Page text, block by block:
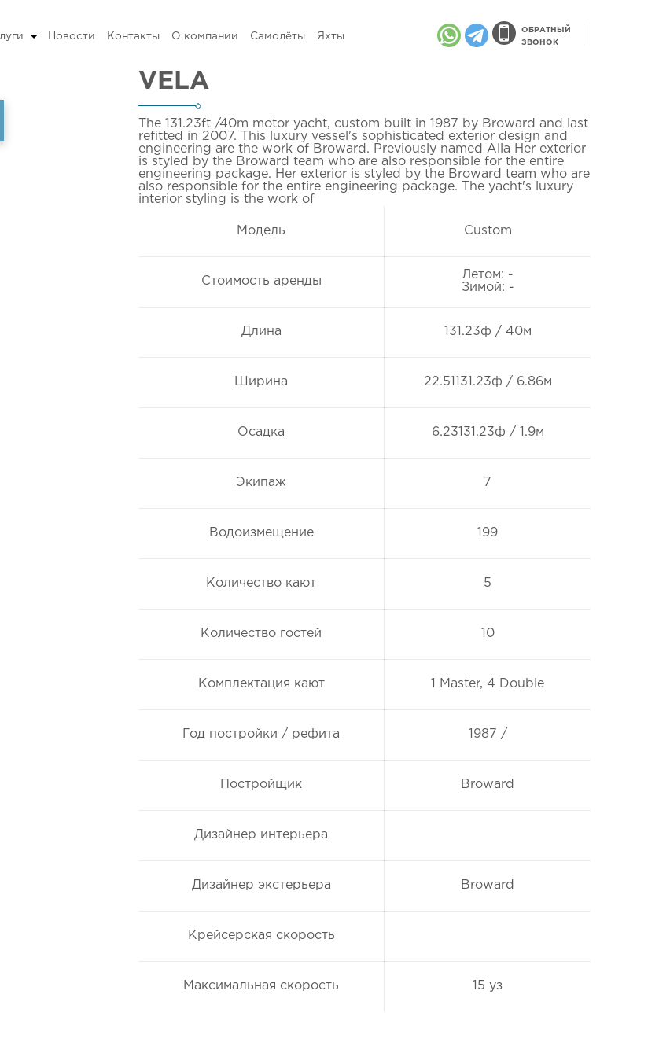
Новости Контакты О компании Самолёты Яхты
ОБРАТНЫЙ
ЗВОНОК
VELA
The 131.23ft /40m motor yacht, custom built in 1987 by Broward and last
refitted in 2007. This luxury vessel's sophisticated exterior design and
engineering are the work of Broward. Previously named Alla Her exterior
is styled by the Broward team who are also responsible for the entire
engineering package. Her exterior is styled by the Broward team who are
also responsible for the entire engineering package. The yacht's luxury
interior styling is the work of
Модель Custom
Стоимость аренды
Летом: -
Зимой: -
Длина 131.23ф / 40м
Ширина 22.51131.23ф / 6.86м
Осадка 6.23131.23ф / 1.9м
Экипаж 7
Водоизмещение 199
Количество кают 5
Количество гостей 10
Комплектация кают 1 Master, 4 Double
Год постройки / рефита 1987 /
Постройщик Broward
Дизайнер интерьера
Дизайнер экстерьера Broward
Крейсерская скорость
Максимальная скорость 15 уз